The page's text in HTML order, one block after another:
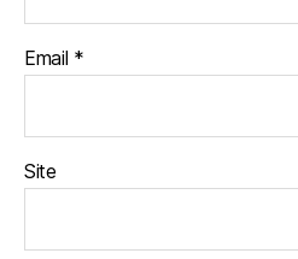
Email *
Site